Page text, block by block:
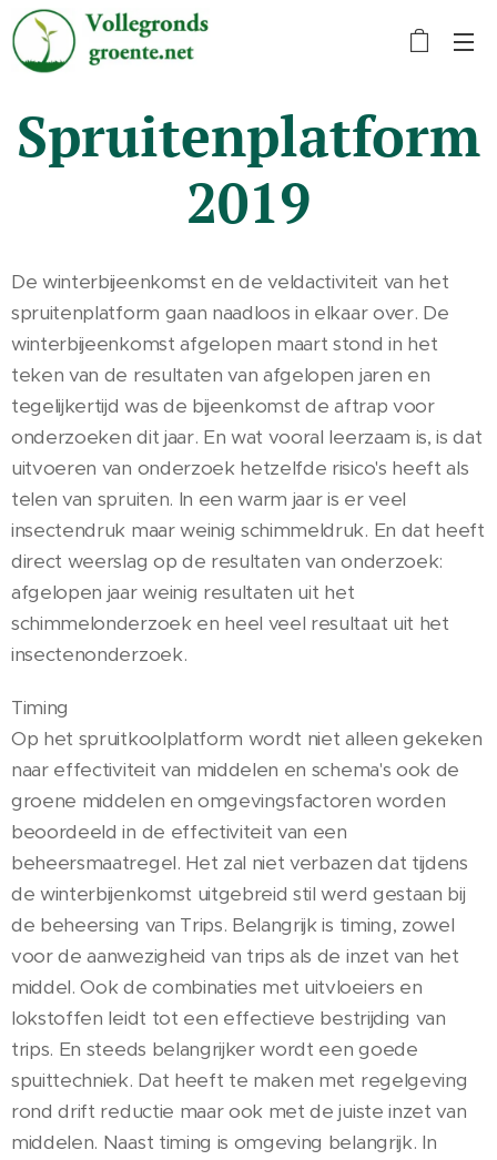
Spruitenplatform
2019
De winterbijeenkomst en de veldactiviteit van het
spruitenplatform gaan naadloos in elkaar over. De
winterbijeenkomst afgelopen maart stond in het
teken van de resultaten van afgelopen jaren en
tegelijkertijd was de bijeenkomst de aftrap voor
onderzoeken dit jaar. En wat vooral leerzaam is, is dat
uitvoeren van onderzoek hetzelfde risico's heeft als
telen van spruiten. In een warm jaar is er veel
insectendruk maar weinig schimmeldruk. En dat heeft
direct weerslag op de resultaten van onderzoek:
afgelopen jaar weinig resultaten uit het
schimmelonderzoek en heel veel resultaat uit het
insectenonderzoek.
Timing
Op het spruitkoolplatform wordt niet alleen gekeken
naar effectiviteit van middelen en schema's ook de
groene middelen en omgevingsfactoren worden
beoordeeld in de effectiviteit van een
beheersmaatregel. Het zal niet verbazen dat tijdens
de winterbijenkomst uitgebreid stil werd gestaan bij
de beheersing van Trips. Belangrijk is timing, zowel
voor de aanwezigheid van trips als de inzet van het
middel. Ook de combinaties met uitvloeiers en
lokstoffen leidt tot een effectieve bestrijding van
trips. En steeds belangrijker wordt een goede
spuittechniek. Dat heeft te maken met regelgeving
rond drift reductie maar ook met de juiste inzet van
middelen. Naast timing is omgeving belangrijk. In